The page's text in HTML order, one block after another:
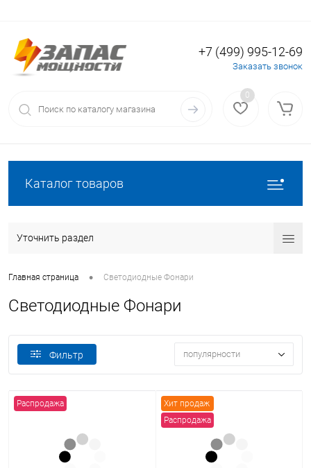
Вход Регистрация
+7 (499) 995-12-69
Заказать звонок
0
Каталог товаров
Уточнить раздел
Главная страница • Светодиодные Фонари
Светодиодные Фонари
Фильтр популярности
Распродажа
Хит продаж
Распродажа